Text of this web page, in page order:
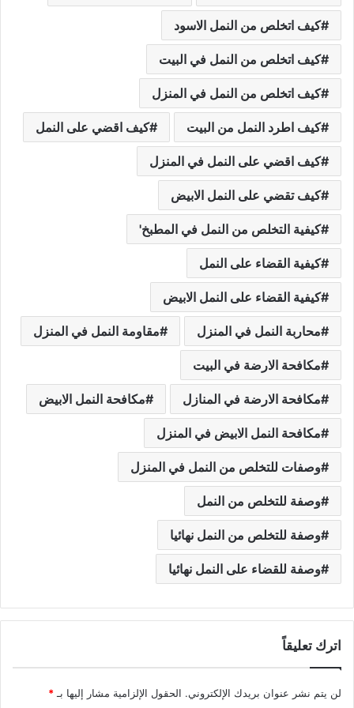
كيف اتخلص من النمل الاسود
كيف اتخلص من النمل في البيت
كيف اتخلص من النمل في المنزل
كيف اطرد النمل من البيت كيف اقضي على النمل
كيف اقضي على النمل في المنزل
كيف تقضي على النمل الابيض
كيفية التخلص من النمل في المطبخ'
كيفية القضاء على النمل
كيفية القضاء على النمل الابيض
محاربة النمل في المنزل مقاومة النمل في المنزل
مكافحة الارضة في البيت
مكافحة الارضة في المنازل مكافحة النمل الابيض
مكافحة النمل الابيض في المنزل
وصفات للتخلص من النمل في المنزل
وصفة للتخلص من النمل
وصفة للتخلص من النمل نهائيا
وصفة للقضاء على النمل نهائيا
اترك تعليقاً
لن يتم نشر عنوان بريدك الإلكتروني. الحقول الإلزامية مشار إليها بـ *